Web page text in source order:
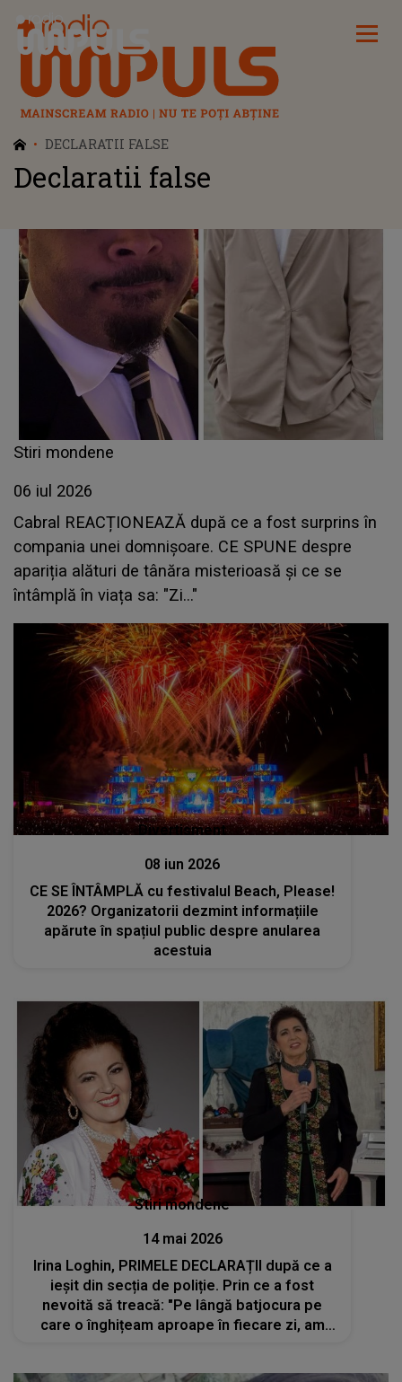
Radio Impuls
DECLARATII FALSE
Declaratii false
Stiri mondene
06 iul 2026
Cabral REACȚIONEAZĂ după ce a fost surprins în
compania unei domnișoare. CE SPUNE despre
apariția alături de tânăra misterioasă și ce se
întâmplă în viața sa: "Zi..."
Divertisment
08 iun 2026
CE SE ÎNTÂMPLĂ cu festivalul Beach, Please!
2026? Organizatorii dezmint informațiile
apărute în spațiul public despre anularea
acestuia
Stiri mondene
14 mai 2026
Irina Loghin, PRIMELE DECLARAȚII după ce a
ieșit din secția de poliție. Prin ce a fost
nevoită să treacă: "Pe lângă batjocura pe
care o înghițeam aproape în fiecare zi, am